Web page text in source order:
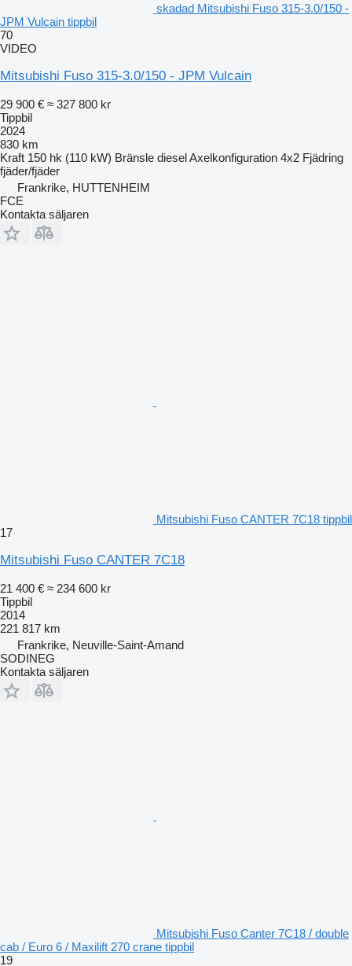
skadad Mitsubishi Fuso 315-3.0/150 -
JPM Vulcain tippbil
70
VIDEO
Mitsubishi Fuso 315-3.0/150 - JPM Vulcain
29 900 € ≈ 327 800 kr
Tippbil
2024
830 km
Kraft 150 hk (110 kW) Bränsle dieselAxelkonfiguration 4x2 Fjädring
fjäder/fjäder
Frankrike, HUTTENHEIM
FCE
Kontakta säljaren
Mitsubishi Fuso CANTER 7C18 tippbil
17
Mitsubishi Fuso CANTER 7C18
21 400 € ≈ 234 600 kr
Tippbil
2014
221 817 km
Frankrike, Neuville-Saint-Amand
SODINEG
Kontakta säljaren
Mitsubishi Fuso Canter 7C18 / double
cab / Euro 6 / Maxilift 270 crane tippbil
19